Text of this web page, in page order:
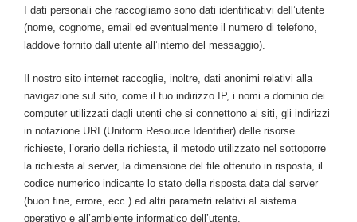
I dati personali che raccogliamo sono dati identificativi dell’utente
(nome, cognome, email ed eventualmente il numero di telefono,
laddove fornito dall’utente all’interno del messaggio).
Il nostro sito internet raccoglie, inoltre, dati anonimi relativi alla
navigazione sul sito, come il tuo indirizzo IP, i nomi a dominio dei
computer utilizzati dagli utenti che si connettono ai siti, gli indirizzi
in notazione URI (Uniform Resource Identifier) delle risorse
richieste, l’orario della richiesta, il metodo utilizzato nel sottoporre
la richiesta al server, la dimensione del file ottenuto in risposta, il
codice numerico indicante lo stato della risposta data dal server
(buon fine, errore, ecc.) ed altri parametri relativi al sistema
operativo e all’ambiente informatico dell’utente.